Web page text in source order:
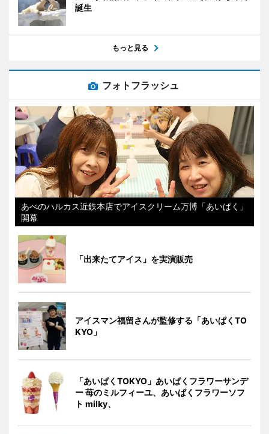
誕生
もっと見る
フォトフラッシュ
あべのハルカス近鉄本店でアイスクリーム万博「あいぱく」
開幕
「出来たてアイス」を実演販売
アイスマン福留さんが監修する「あいぱくTO
KYO」
「あいぱくTOKYO」あいぱくフラワーサンデ
ー 苺のミルフィーユ、あいぱくフラワーソフ
ト milky、